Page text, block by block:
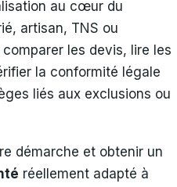
au cœur du
artisan, TNS ou
les devis, lire les
la conformité légale
liés aux exclusions ou
démarche et obtenir un
réellement adapté à